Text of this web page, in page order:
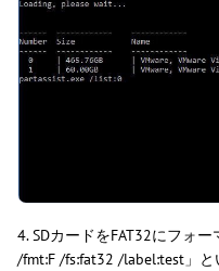
4. SDカードをFAT32にフォ
/fmt:F /fs:fat32 /label:test」